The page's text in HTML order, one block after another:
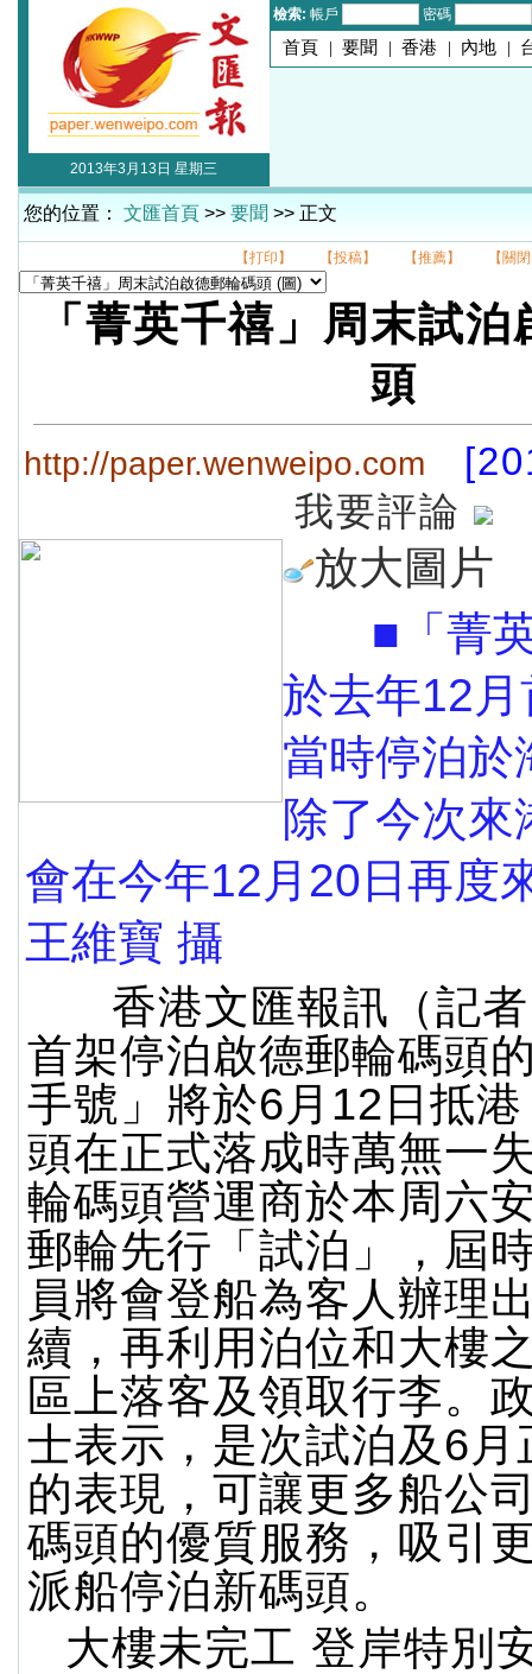
檢索: 帳戶 密碼
首頁 | 要聞 | 香港 | 內地 |
2013年3月13日 星期三
您的位置： 文匯首頁 >> 要聞 >> 正文
【打印】 【投稿】 【推薦】 【關
「菁英千禧」周末試
頭
http://paper.wenweipo.com
我要評論
放大圖片
■「菁
於去年12
當時停泊於
除了今次來
會在今年12月20日再度
王維寶 攝
香港文匯報訊（記
首架停泊啟德郵輪碼頭
手號」將於6月12日抵
頭在正式落成時萬無一
輪碼頭營運商於本周六
郵輪先行「試泊」，屆
員將會登船為客人辦理
續，再利用泊位和大樓
區上落客及領取行李。
士表示，是次試泊及6月
的表現，可讓更多船公
碼頭的優質服務，吸引
派船停泊新碼頭。
大樓未完工 登岸特別